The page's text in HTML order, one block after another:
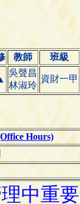
教師 班級
吳聲昌
林淑玲
資財一甲
Hours)